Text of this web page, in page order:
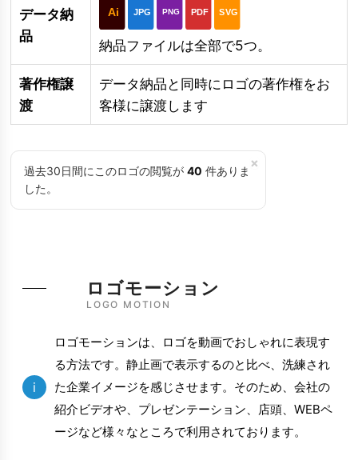
データ納
品
Ai JPG PNG PDF SVG
納品ファイルは全部で5つ。
著作権譲
渡
データ納品と同時にロゴの著作権をお
客様に譲渡します
×
過去30日間にこのロゴの閲覧が 40 件ありま
した。
ロゴモーション
LOGO MOTION
i
ロゴモーションは、ロゴを動画でおしゃれに表現す
る方法です。静止画で表示するのと比べ、洗練され
た企業イメージを感じさせます。そのため、会社の
紹介ビデオや、プレゼンテーション、店頭、WEBペ
ージなど様々なところで利用されております。